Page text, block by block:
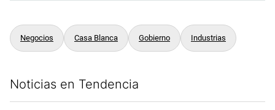
Negocios Casa Blanca Gobierno Industrias
Noticias en Tendencia